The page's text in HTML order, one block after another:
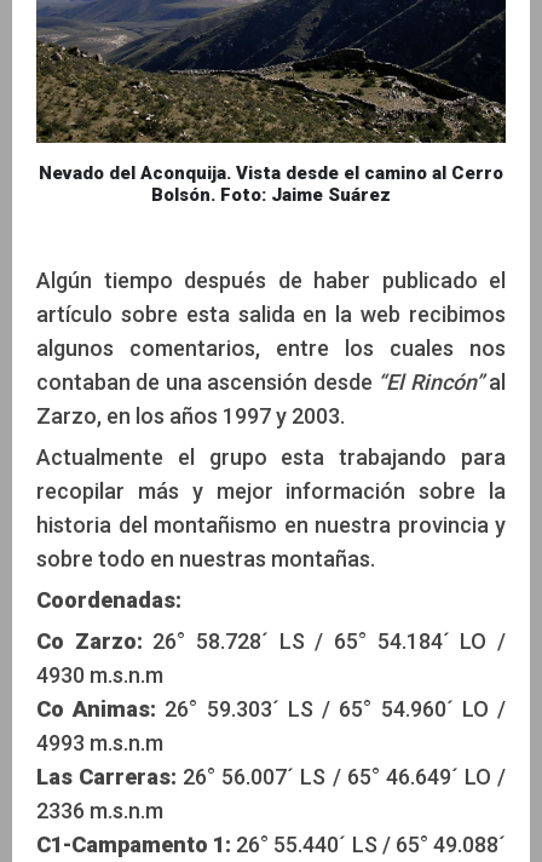
Nevado del Aconquija. Vista desde el camino al Cerro
Bolsón. Foto: Jaime Suárez
Algún tiempo después de haber publicado el
artículo sobre esta salida en la web recibimos
algunos comentarios, entre los cuales nos
contaban de una ascensión desde “El Rincón”al
Zarzo, en los años 1997 y 2003.
Actualmente el grupo esta trabajando para
recopilar más y mejor información sobre la
historia del montañismo en nuestra provincia y
sobre todo en nuestras montañas.
Coordenadas:
Co Zarzo: 26° 58.728´ LS / 65° 54.184´ LO /
4930 m.s.n.m
Co Animas: 26° 59.303´ LS / 65° 54.960´ LO /
4993 m.s.n.m
Las Carreras: 26° 56.007´ LS / 65° 46.649´ LO /
2336 m.s.n.m
C1-Campamento 1: 26° 55.440´ LS / 65° 49.088´